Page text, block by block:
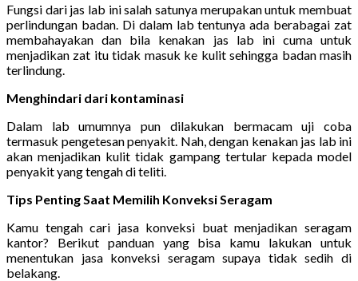
Fungsi dari jas lab ini salah satunya merupakan untuk membuat
perlindungan badan. Di dalam lab tentunya ada berabagai zat
membahayakan dan bila kenakan jas lab ini cuma untuk
menjadikan zat itu tidak masuk ke kulit sehingga badan masih
terlindung.
Menghindari dari kontaminasi
Dalam lab umumnya pun dilakukan bermacam uji coba
termasuk pengetesan penyakit. Nah, dengan kenakan jas lab ini
akan menjadikan kulit tidak gampang tertular kepada model
penyakit yang tengah di teliti.
Tips Penting Saat Memilih Konveksi Seragam
Kamu tengah cari jasa konveksi buat menjadikan seragam
kantor? Berikut panduan yang bisa kamu lakukan untuk
menentukan jasa konveksi seragam supaya tidak sedih di
belakang.